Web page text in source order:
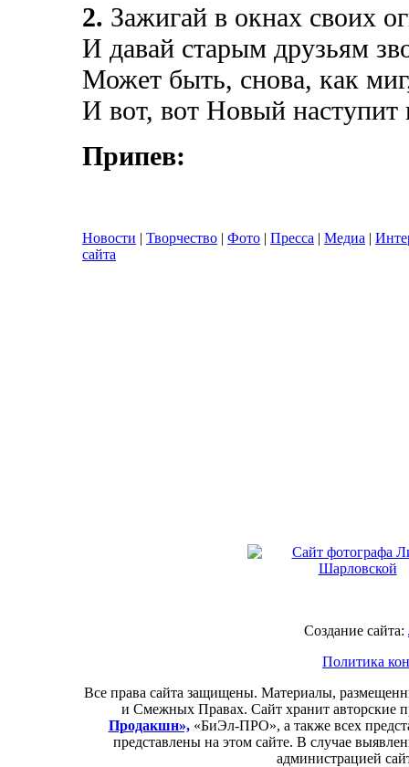
2. Зажигай в окнах своих
И давай старым друзьям
Может быть, снова, как
И вот, вот Новый наступит
Припев:
Новости | Творчество | Фото | Пресса | Медиа |
сайта
Создание сайта:
Политика
Все права сайта защищены. Материалы,
и Смежных Правах. Сайт хранит авторские
Продакшн»,«БиЭл-ПРО», а также всех
представлены на этом сайте. В случае
администрацией